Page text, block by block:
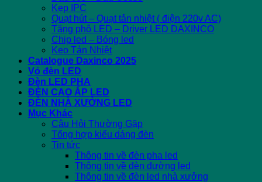
Kẹp IPC
Quạt hút – Quạt tản nhiệt ( điện 220v AC)
Tăng phô LED – Driver LED DAXINCO
Chip led – Bóng led
Keo Tản Nhiệt
Catalogue Daxinco 2025
Vỏ đèn LED
Đèn LED PHA
ĐÈN CAO ÁP LED
ĐÈN NHÀ XƯỞNG LED
Mục Khác
Câu Hỏi Thường Gặp
Tổng hợp kiểu dáng đèn
Tin tức
Thông tin về đèn pha led
Thông tin về đèn đường led
Thông tin về đèn led nhà xưởng